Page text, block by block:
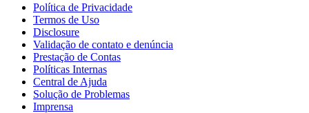
Política de Privacidade
Termos de Uso
Disclosure
Validação de contato e denúncia
Prestação de Contas
Políticas Internas
Central de Ajuda
Solução de Problemas
Imprensa